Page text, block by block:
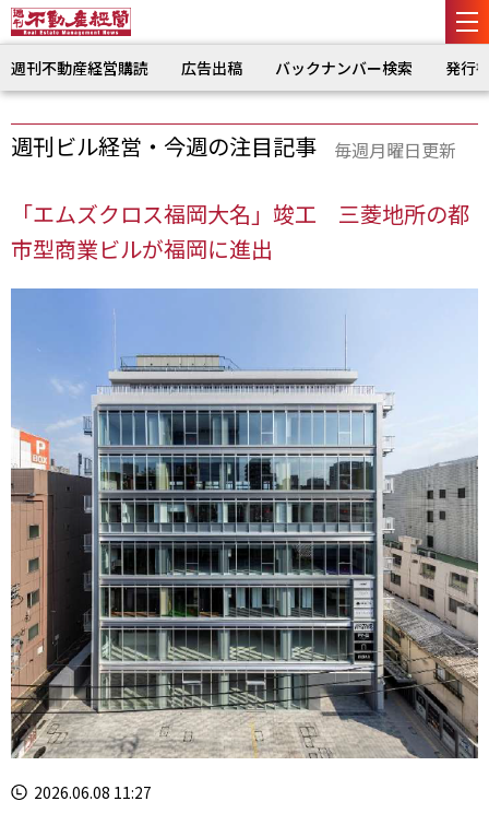
週刊不動産経営購読 広告出稿 バックナンバー検索 発行
週刊ビル経営・今週の注目記事 毎週月曜日更新
「エムズクロス福岡大名」竣工 三菱地所の都
市型商業ビルが福岡に進出
2026.06.08 11:27